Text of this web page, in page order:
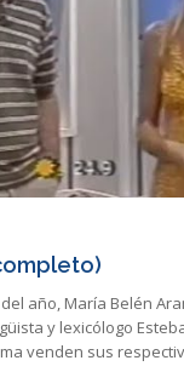
año, María Belén
y lexicólogo
venden sus